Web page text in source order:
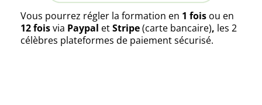
Vous pourrez régler la formation en 1 fois ou en
12 foisvia Paypal etStripe(carte bancaire), les 2
célèbres plateformes de paiement sécurisé.